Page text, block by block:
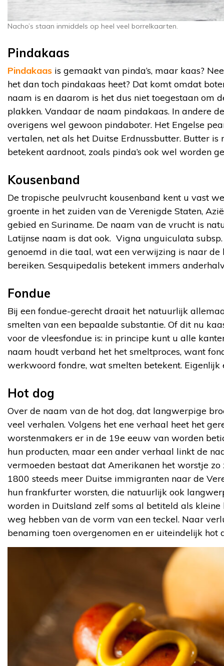
Nacho’s staan inmiddels op heel veel borrelkaarten.
Pindakaas
Pindakaas is gemaakt van pinda’s, maar kaas?
het dan toch pindakaas heet? Dat komt omdat
naam is en daarom is het dus niet toegestaan om
plakken. Vandaar de naam pindakaas. In andere
overigens wel gewoon pindaboter. Het Engelse
vertalen, net als het Duitse Erdnussbutter. Butter is
betekent aardnoot, zoals pinda’s ook wel worden
Kousenband
De tropische peulvrucht kousenband kent u vast
groente in het zuiden van de Verenigde Staten,
gebied en Suriname. De naam van de vrucht is
Latijnse naam is dat ook. Vigna unguiculata
genoemd in die taal, wat een verwijzing is naar
bereiken. Sesquipedalis betekent immers
Fondue
Bij een fondue-gerecht draait het natuurlijk
smelten van een bepaalde substantie. Of dit nu
voor de vleesfondue is: in principe kunt u alle
naam houdt verband het het smeltproces, want
werkwoord fondre, wat smelten betekent. Eigenlijk
Hot dog
Over de naam van de hot dog, dat langwerpige
veel verhalen. Volgens het ene verhaal heet het
worstenmakers er in de 19e eeuw van worden
hun producten, maar een ander verhaal linkt de
vermoeden bestaat dat Amerikanen het worstje
1800 steeds meer Duitse immigranten naar de
hun frankfurter worsten, die natuurlijk ook
worden in Duitsland zelf soms al betiteld als
weg hebben van de vorm van een teckel. Naar
benaming toen overgenomen en er uiteindelijk hot